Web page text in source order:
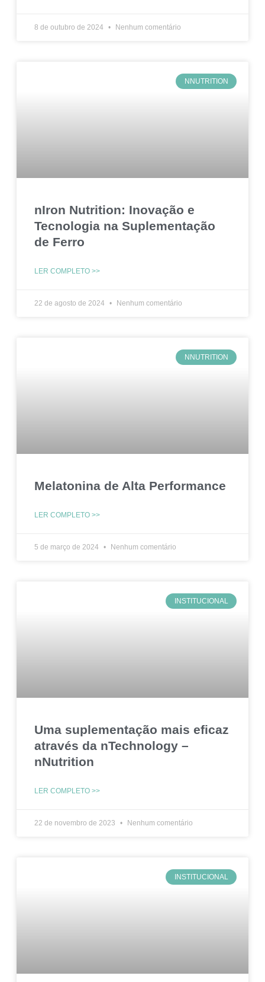
8 de outubro de 2024 Nenhum comentário
NNUTRITION
nIron Nutrition: Inovação e
Tecnologia na Suplementação
de Ferro
LER COMPLETO >>
22 de agosto de 2024 Nenhum comentário
NNUTRITION
Melatonina de Alta Performance
LER COMPLETO >>
5 de março de 2024 Nenhum comentário
INSTITUCIONAL
Uma suplementação mais eficaz
através da nTechnology –
nNutrition
LER COMPLETO >>
22 de novembro de 2023 Nenhum comentário
INSTITUCIONAL